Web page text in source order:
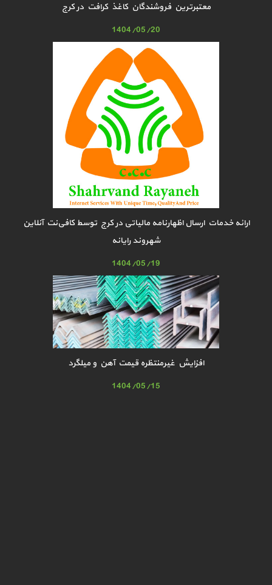
معتبرترین فروشندگان کاغذ کرافت در کرج
1404/05/20
ارائه خدمات ارسال اظهارنامه مالیاتی در کرج توسط کافی‌نت آنلاین
شهروند رایانه
1404/05/19
افزایش غیرمنتظره قیمت آهن و میلگرد
1404/05/15